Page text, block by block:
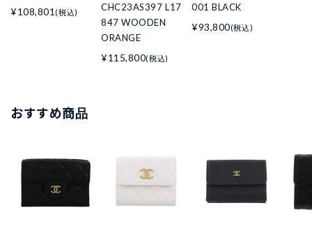
¥108,801 (税込)
CHC23AS397 L17
847 WOODEN
ORANGE
¥115,800(税込)
001 BLACK
¥93,800(税込)
おすすめ商品